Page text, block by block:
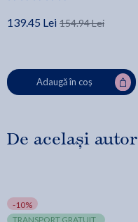
139.45 Lei 154.94 Lei
Adaugă în coș
De același autor
-10%
TRANSPORT GRATUIT